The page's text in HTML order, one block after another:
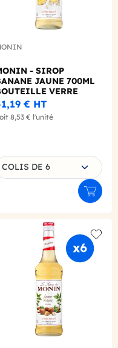
- SIROP
JAUNE 700ML
VERRE
€ HT
8,53 € l'unité
une déclinaison
COLIS DE 6
Add